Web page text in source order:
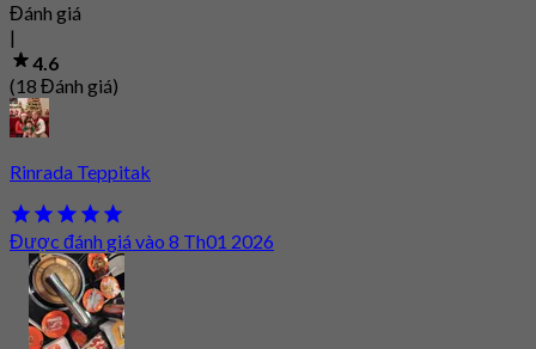
Đánh giá
|
4.6
(18 Đánh giá)
Rinrada Teppitak
Được đánh giá vào 8 Th01 2026